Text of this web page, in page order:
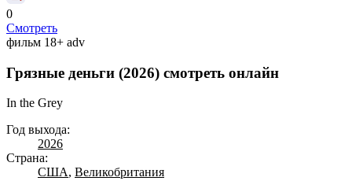
0
Смотреть
фильм 18+ adv
Грязные деньги (2026) смотреть онлайн
In the Grey
Год выхода:
2026
Страна:
США, Великобритания